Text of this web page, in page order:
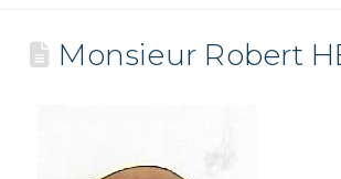
Monsieur Robert